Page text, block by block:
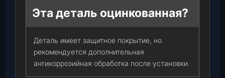
Эта деталь оцинкованная?
Деталь имеет защитное покрытие, но
рекомендуется дополнительная
антикоррозийная обработка после установки.